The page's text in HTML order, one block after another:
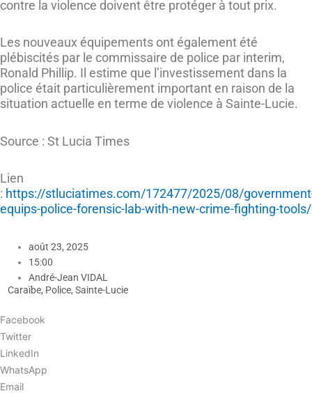
contre la violence doivent être protéger à tout prix.
Les nouveaux équipements ont également été
plébiscités par le commissaire de police par interim,
Ronald Phillip. Il estime que l’investissement dans la
police était particulièrement important en raison de la
situation actuelle en terme de violence à Sainte-Lucie.
Source : St Lucia Times
Lien
: https://stluciatimes.com/172477/2025/08/
equips-police-forensic-lab-with-new-crime-fighting-tools/
août 23, 2025
15:00
André-Jean VIDAL
Caraïbe, Police, Sainte-Lucie
Facebook
Twitter
LinkedIn
WhatsApp
Email